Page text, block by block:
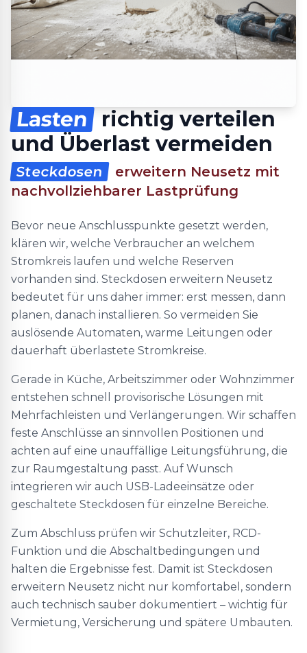
Lasten
richtig verteilen
und Überlast vermeiden
Steckdosen
erweitern Neusetz mit
nachvollziehbarer Lastprüfung
Bevor neue Anschlusspunkte gesetzt werden,
klären wir, welche Verbraucher an welchem
Stromkreis laufen und welche Reserven
vorhanden sind. Steckdosen erweitern Neusetz
bedeutet für uns daher immer: erst messen, dann
planen, danach installieren. So vermeiden Sie
auslösende Automaten, warme Leitungen oder
dauerhaft überlastete Stromkreise.
Gerade in Küche, Arbeitszimmer oder Wohnzimmer
entstehen schnell provisorische Lösungen mit
Mehrfachleisten und Verlängerungen. Wir schaffen
feste Anschlüsse an sinnvollen Positionen und
achten auf eine unauffällige Leitungsführung, die
zur Raumgestaltung passt. Auf Wunsch
integrieren wir auch USB-Ladeeinsätze oder
geschaltete Steckdosen für einzelne Bereiche.
Zum Abschluss prüfen wir Schutzleiter, RCD-
Funktion und die Abschaltbedingungen und
halten die Ergebnisse fest. Damit ist Steckdosen
erweitern Neusetz nicht nur komfortabel, sondern
auch technisch sauber dokumentiert – wichtig für
Vermietung, Versicherung und spätere Umbauten.